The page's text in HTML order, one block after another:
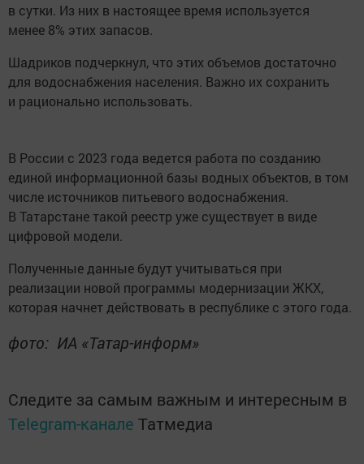
в сутки. Из них в настоящее время используется
менее 8% этих запасов.
Шадриков подчеркнул, что этих объемов достаточно
для водоснабжения населения. Важно их сохранить
и рационально использовать.
В России с 2023 года ведется работа по созданию
единой информационной базы водных объектов, в том
числе источников питьевого водоснабжения.
В Татарстане такой реестр уже существует в виде
цифровой модели.
Полученные данные будут учитываться при
реализации новой программы модернизации ЖКХ,
которая начнет действовать в республике с этого года.
фото: ИА «Татар-информ»
Следите за самым важным и интересным в
Telegram-канале Татмедиа